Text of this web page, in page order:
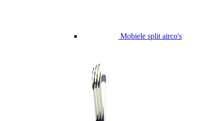
Mobiele split airco's